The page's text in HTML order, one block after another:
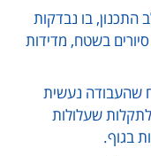
בו נבדקות
בשטח, מדידות
שהעבודה נעשית
שעלולות
בגוף.